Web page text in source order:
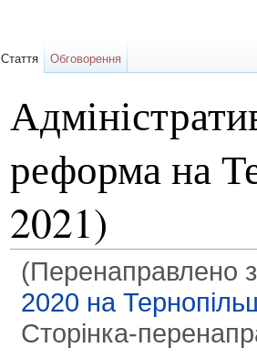
реформа на
2021)
(Перенаправлено
2020 на
Сторінка-
Стаття Обговорення